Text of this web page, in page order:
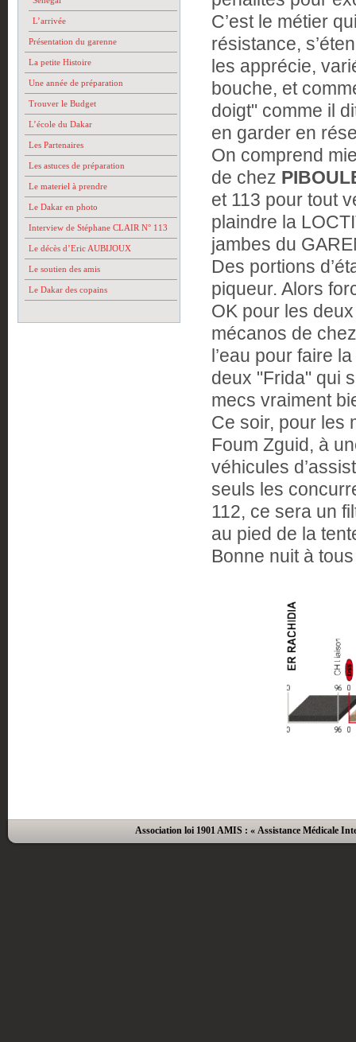
L’arrivée
Présentation du garenne
La petite Histoire
Une année de préparation
Trouver le Budget
L’école du Dakar
Les Partenaires
Les astuces de préparation
Le materiel à prendre
Le Dakar en photo
Interview de Stéphane CLAIR N° 113
Le décès d’Eric AUBIJOUX
Le soutien des amis
Le Dakar des copains
C’est le métier
résistance,
les apprécie,
bouche, et
doigt" comme il
en garder en
On comprend
de chez
et 113 pour tout
plaindre la
jambes du
Des portions
piqueur. Alors
OK pour les
mécanos de
l’eau pour faire
deux "Frida" qui
mecs vraiment
Ce soir, pour les
Foum Zguid, à
véhicules
seuls les
112, ce sera un
au pied de la
Bonne nuit à
Association loi 1901 AMIS : « Assistance Médicale